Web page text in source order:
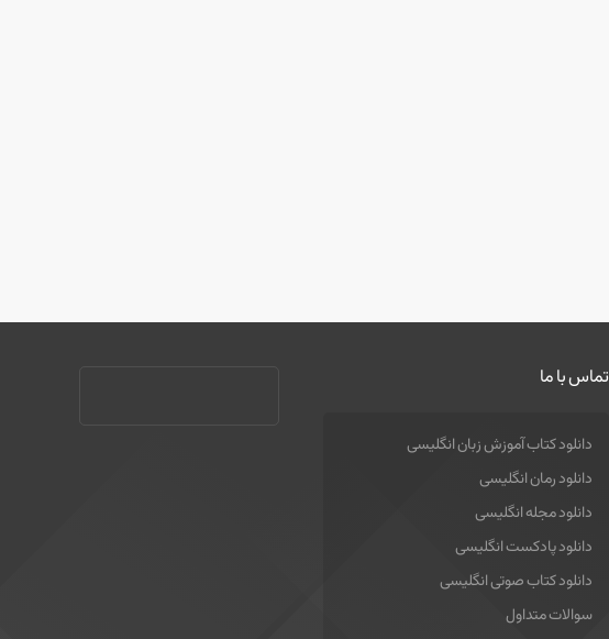
تماس با ما
دانلود کتاب آموزش زبان انگلیسی
دانلود رمان انگلیسی
دانلود مجله انگلیسی
دانلود پادکست انگلیسی
دانلود کتاب صوتی انگلیسی
سوالات متداول